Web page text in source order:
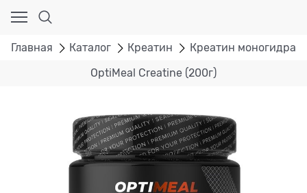
Главная Каталог Креатин Креатин моногидрат
OptiMeal Creatine (200г)